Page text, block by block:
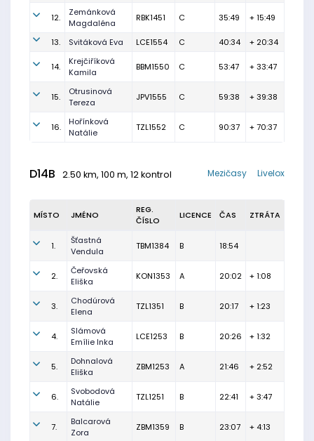
12.
Zemánková
Magdaléna
RBK1451 C 35:49 + 15:49
13. Svitáková Eva LCE1554 C 40:34 + 20:34
14.
Krejčiříková
Kamila
BBM1550 C 53:47 + 33:47
15.
Otrusinová
Tereza
JPV1555 C 59:38 + 39:38
16.
Hořínková
Natálie
TZL1552 C 90:37 + 70:37
D14B 2.50 km, 100 m, 12 kontrol Livelox
Mezičasy
MÍSTO JMÉNO
REG.
ČÍSLO
LICENCE ČAS ZTRÁTA
1.
Šťastná
Vendula
TBM1384 B 18:54
2.
Čeřovská
Eliška
KON1353 A 20:02 + 1:08
3.
Chodúrová
Elena
TZL1351 B 20:17 + 1:23
4.
Slámová
Emílie Inka
LCE1253 B 20:26 + 1:32
5.
Dohnalová
Eliška
ZBM1253 A 21:46 + 2:52
6.
Svobodová
Natálie
TZL1251 B 22:41 + 3:47
7.
Balcarová
Zora
ZBM1359 B 23:07 + 4:13